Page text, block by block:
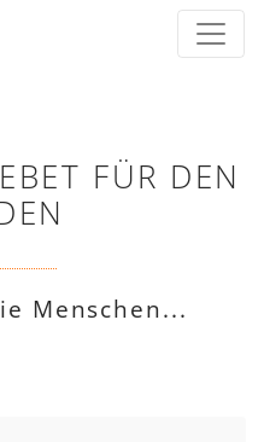
FÜR DEN
Menschen...